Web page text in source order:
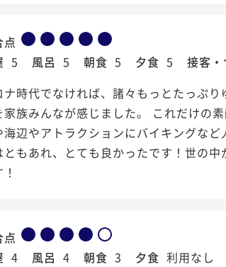
点
5 風呂 5 朝食 5 夕食 5 接客
ナ時代でなければ、諸々もっとたっぷ
家族みんなが感じました。 これだけの
海辺やアトラクションにバイキングな
ともあれ、とても良かったです！世の
点
4 風呂 4 朝食 3 夕食 利用なし